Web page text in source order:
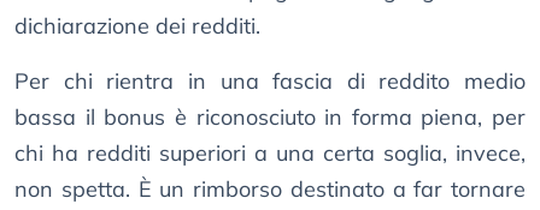
dichiarazione dei redditi.
Per chi rientra in una fascia di reddito medio
bassa il bonus è riconosciuto in forma piena, per
chi ha redditi superiori a una certa soglia, invece,
non spetta. È un rimborso destinato a far tornare